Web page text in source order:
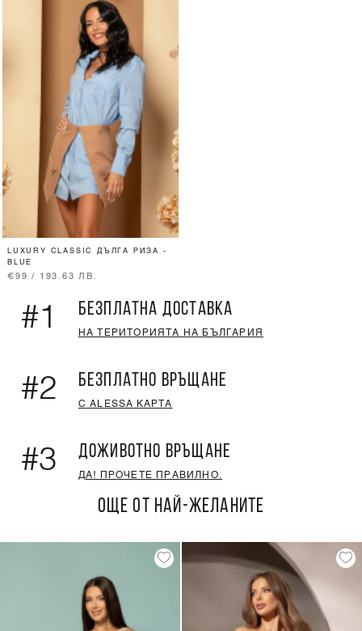
LUXURY CLASSIC ДЪЛГА РИЗА -
BLUE
€99 / 193.63 ЛВ.
#1 БЕЗПЛАТНА ДОСТАВКА
НА ТЕРИТОРИЯТА НА БЪЛГАРИЯ
#2 БЕЗПЛАТНО ВРЪЩАНЕ
С ALESSA КАРТА
#3 ДОЖИВОТНО ВРЪЩАНЕ
ДА! ПРОЧЕТЕ ПРАВИЛНО.
ОЩЕ ОТ НАЙ-ЖЕЛАНИТЕ